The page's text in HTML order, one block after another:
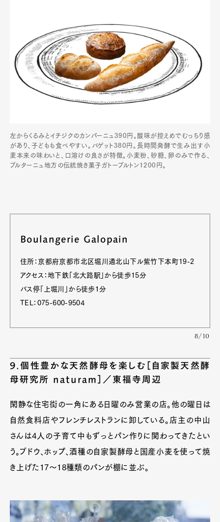
左からくるみとイチジクのカンパーニュ390円。酸味が控えめでむっちり感
があり、子どもも食べやすい。バゲット380円。長時間発酵で生み出す小
麦本来の味わいと、口溶けの良さが特徴。小麦粉、砂糖、卵のみで作る、
ブルターニュ地方の伝統焼き菓子ガトーブルトン1200円。
Boulangerie Galopain
住所：京都府京都市北区堀川通北山下ル紫竹下本町19-2
アクセス：地下鉄「北大路駅」から徒歩15分
バス停「上堀川」から徒歩１分
TEL：075-600-9504
8/10
9.個性豊かな天然酵母を楽しむ［自家製天然酵
母研究所 naturam］／東福寺周辺
閑静な住宅街の一角にある日曜のみ営業の店。他の曜日は
自然食料店やフレンチレストランに卸している。店主の中山
さんは4人の子育て中もずっとパン作りに関わってきたとい
う。ブドウ、ホップ、酒種の自家製酵母と国産小麦を使って焼
き上げた17～18種類のパンが棚に並ぶ。